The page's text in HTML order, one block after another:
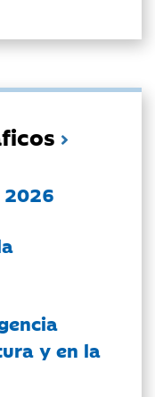
2026
y en la